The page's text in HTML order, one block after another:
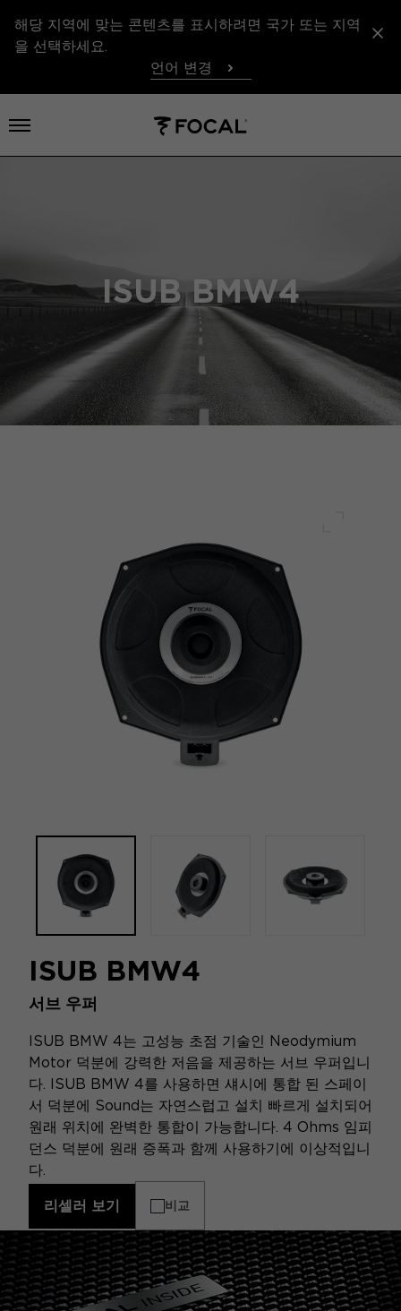
해당 지역에 맞는 콘텐츠를 표시하려면 국가 또는 지역
을 선택하세요.
언어 변경
메뉴 열기
ISUB BMW4
ISUB BMW4
서브 우퍼
ISUB BMW 4는 고성능 초점 기술인 Neodymium
Motor 덕분에 강력한 저음을 제공하는 서브 우퍼입니
다. ISUB BMW 4를 사용하면 섀시에 통합 된 스페이
서 덕분에 Sound는 자연스럽고 설치 빠르게 설치되어
원래 위치에 완벽한 통합이 가능합니다. 4 Ohms 임피
던스 덕분에 원래 증폭과 함께 사용하기에 이상적입니
다.
리셀러 보기 비교